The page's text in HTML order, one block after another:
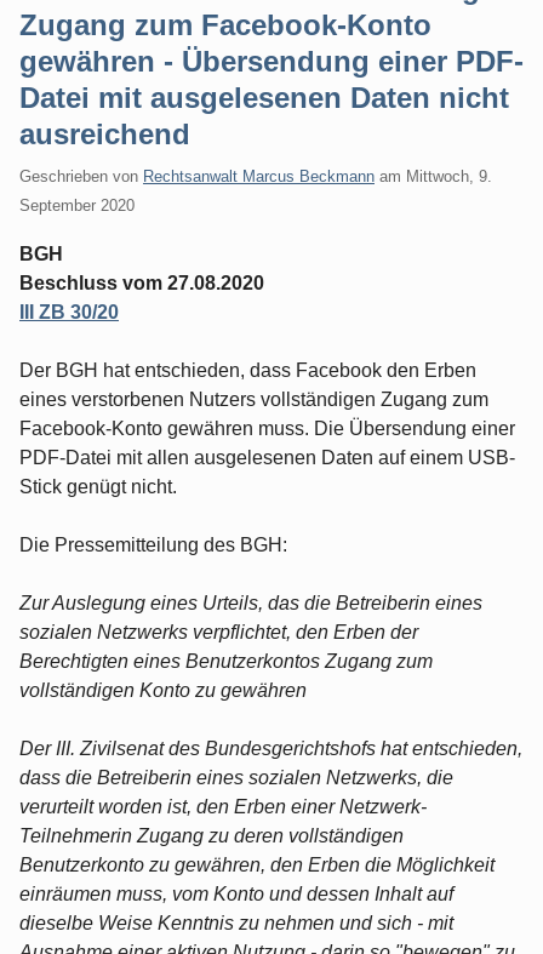
Zugang zum Facebook-Konto
gewähren - Übersendung einer PDF-
Datei mit ausgelesenen Daten nicht
ausreichend
Geschrieben von Rechtsanwalt Marcus Beckmann am Mittwoch, 9.
September 2020
BGH
Beschluss vom 27.08.2020
III ZB 30/20
Der BGH hat entschieden, dass Facebook den Erben
eines verstorbenen Nutzers vollständigen Zugang zum
Facebook-Konto gewähren muss. Die Übersendung einer
PDF-Datei mit allen ausgelesenen Daten auf einem USB-
Stick genügt nicht.
Die Pressemitteilung des BGH:
Zur Auslegung eines Urteils, das die Betreiberin eines
sozialen Netzwerks verpflichtet, den Erben der
Berechtigten eines Benutzerkontos Zugang zum
vollständigen Konto zu gewähren
Der III. Zivilsenat des Bundesgerichtshofs hat entschieden,
dass die Betreiberin eines sozialen Netzwerks, die
verurteilt worden ist, den Erben einer Netzwerk-
Teilnehmerin Zugang zu deren vollständigen
Benutzerkonto zu gewähren, den Erben die Möglichkeit
einräumen muss, vom Konto und dessen Inhalt auf
dieselbe Weise Kenntnis zu nehmen und sich - mit